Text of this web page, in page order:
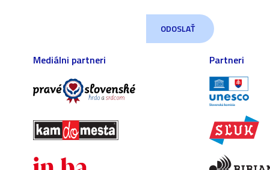
Mediálni partneri Partneri